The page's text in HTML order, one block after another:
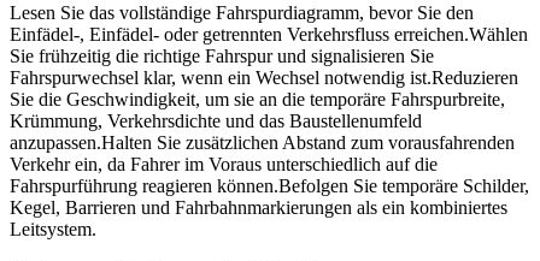
Lesen Sie das vollständige Fahrspurdiagramm, bevor Sie den
Einfädel-, Einfädel- oder getrennten Verkehrsfluss erreichen.Wählen
Sie frühzeitig die richtige Fahrspur und signalisieren Sie
Fahrspurwechsel klar, wenn ein Wechsel notwendig ist.Reduzieren
Sie die Geschwindigkeit, um sie an die temporäre Fahrspurbreite,
Krümmung, Verkehrsdichte und das Baustellenumfeld
anzupassen.Halten Sie zusätzlichen Abstand zum vorausfahrenden
Verkehr ein, da Fahrer im Voraus unterschiedlich auf die
Fahrspurführung reagieren können.Befolgen Sie temporäre Schilder,
Kegel, Barrieren und Fahrbahnmarkierungen als ein kombiniertes
Leitsystem.